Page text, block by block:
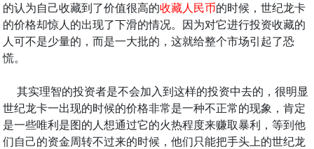
的认为自己收藏到了价值很高的收藏人民币的时候，世纪龙卡
的价格却惊人的出现了下滑的情况。因为对它进行投资收藏的
人可不是少量的，而是一大批的，这就给整个市场引起了恐
慌。
其实理智的投资者是不会加入到这样的投资中去的，很明显
世纪龙卡一出现的时候的价格非常是一种不正常的现象，肯定
是一些唯利是图的人想通过它的火热程度来赚取暴利，等到他
们自己的资金周转不过来的时候，他们只能把手头上的世纪龙